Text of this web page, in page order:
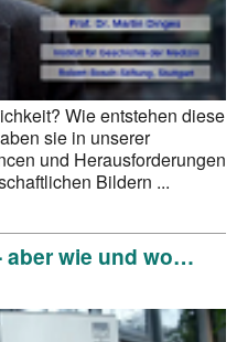
Wie entstehen diese
sie in unserer
und Herausforderungen
Bildern ...
aber wie und wo…